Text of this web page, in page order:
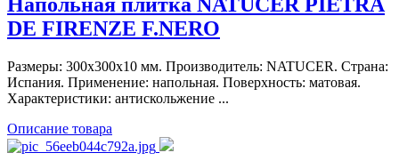
DE FIRENZE F.NERO
Размеры: 300x300x10 мм. Производитель: NATUCER. Страна:
Испания. Применение: напольная. Поверхность: матовая.
Характеристики: антискольжение ...
Описание товара